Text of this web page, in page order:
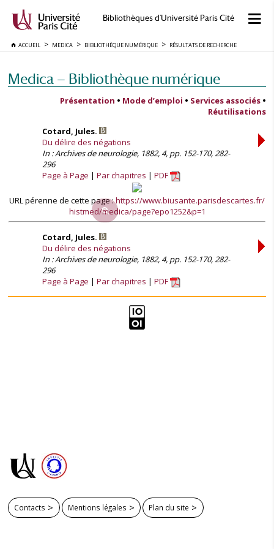
Bibliothèques d'Université Paris Cité
ACCUEIL MEDICA BIBLIOTHÈQUE NUMÉRIQUE RÉSULTATS DE RECHERCHE
Medica — Bibliothèque numérique
Présentation • Mode d’emploi • Services associés •
Réutilisations
Cotard, Jules.
Du délire des négations
In : Archives de neurologie, 1882, 4, pp. 152-170, 282-
296
Page à Page
Par chapitres PDF
URL pérenne de cette page :https://www.biusante.parisdescartes.fr/
histmed/medica/page?epo1252&p=1
Cotard, Jules.
Du délire des négations
In : Archives de neurologie, 1882, 4, pp. 152-170, 282-
296
Page à Page
Par chapitres PDF
Contacts Mentions légales Plan du site